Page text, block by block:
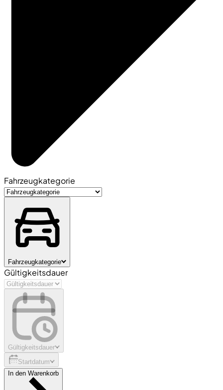
Fahrzeugkategorie
Fahrzeugkategorie
Gültigkeitsdauer
Gültigkeitsdauer
Startdatum
In den Warenkorb